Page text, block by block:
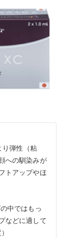
り弾性（粘
への馴染みが
トアップやほ
中ではもっ
などに適して